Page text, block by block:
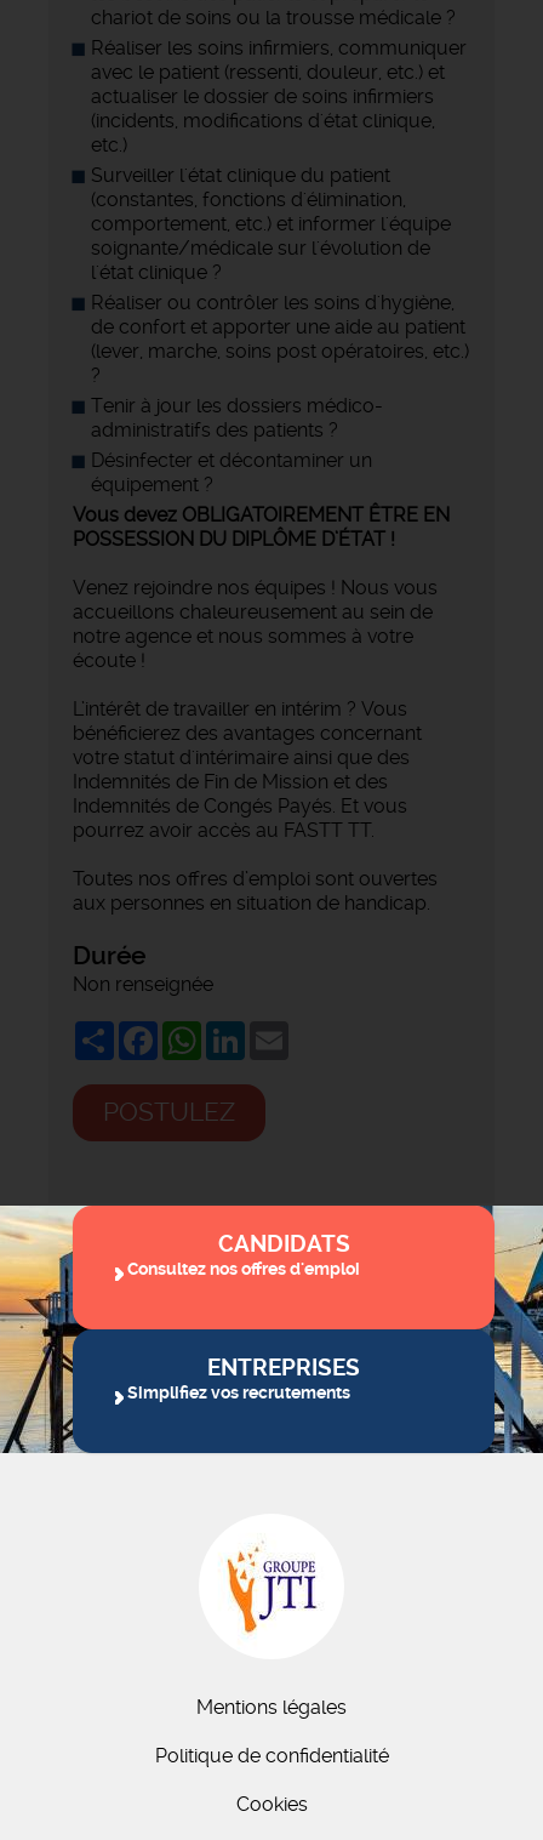
chariot de soins ou la trousse médicale ?
Réaliser les soins infirmiers, communiquer
avec le patient (ressenti, douleur, etc.) et
actualiser le dossier de soins infirmiers
(incidents, modifications d'état clinique,
etc.)
Surveiller l'état clinique du patient
(constantes, fonctions d'élimination,
comportement, etc.) et informer l'équipe
soignante/médicale sur l'évolution de
l'état clinique ?
Réaliser ou contrôler les soins d'hygiène,
de confort et apporter une aide au patient
(lever, marche, soins post opératoires, etc.)
?
Tenir à jour les dossiers médico-
administratifs des patients ?
Désinfecter et décontaminer un
équipement ?
Vous devez OBLIGATOIREMENT ÊTRE EN
POSSESSION DU DIPLÔME D’ÉTAT !
Venez rejoindre nos équipes ! Nous vous
accueillons chaleureusement au sein de
notre agence et nous sommes à votre
écoute !
L’intérêt de travailler en intérim ? Vous
bénéficierez des avantages concernant
votre statut d'intérimaire ainsi que des
Indemnités de Fin de Mission et des
Indemnités de Congés Payés. Et vous
pourrez avoir accès au FASTT TT.
Toutes nos offres d’emploi sont ouvertes
aux personnes en situation de handicap.
Durée
Non renseignée
ShareFacebookWhatsApp
LinkedIn
POSTULEZ
CANDIDATS
Consultez nos offres d'emploi
ENTREPRISES
Simplifiez vos recrutements
Mentions légales
Politique de confidentialité
Cookies